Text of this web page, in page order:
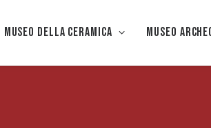
MUSEO DELLA CERAMICA Museo